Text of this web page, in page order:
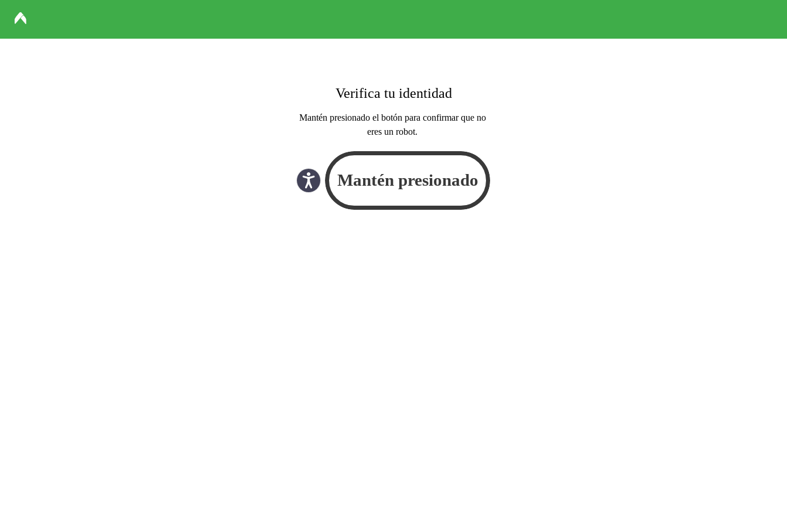
Verifica tu identidad
Mantén presionado el botón para confirmar que no
eres un robot.